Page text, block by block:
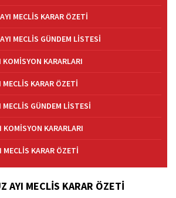
MECLİS KARAR ÖZETİ
MECLİS GÜNDEM LİSTESİ
KARARLARI
KARAR ÖZETİ
GÜNDEM LİSTESİ
KARARLARI
KARAR ÖZETİ
AYI MECLİS KARAR ÖZETİ